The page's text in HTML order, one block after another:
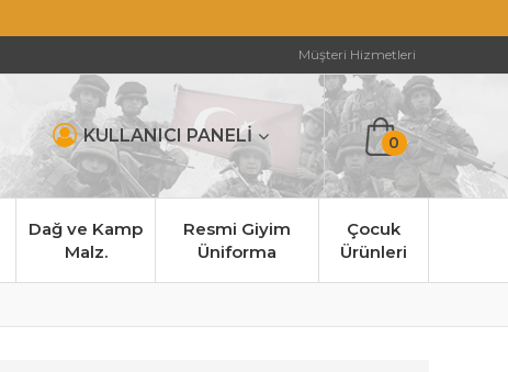
Müşteri Hizmetleri
KULLANICI PANELİ 0
Dağ ve Kamp
Malz.
Resmi Giyim
Üniforma
Çocuk
Ürünleri